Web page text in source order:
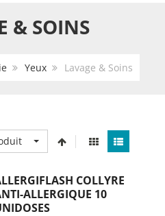
& SOINS
Yeux Lavage & Soins
COLLYRE
ALLERGIQUE 10